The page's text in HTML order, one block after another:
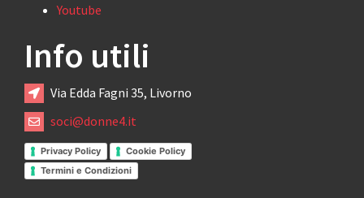
Youtube
Info utili
Via Edda Fagni 35, Livorno
soci@donne4.it
Privacy Policy
Cookie Policy
Termini e Condizioni